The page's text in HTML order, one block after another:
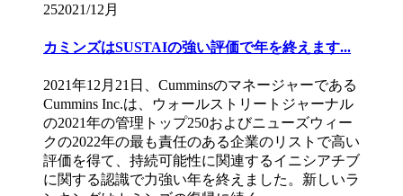
252021/12月
カミンズはSUSTAIの強い評価で年を終えます...
2021年12月21日、Cumminsのマネージャーである
Cummins Inc.は、ウォールストリートジャーナル
の2021年の管理トップ250およびニューズウィー
クの2022年の最も責任のある企業のリストで高い
評価を得て、持続可能性に関連するイニシアチブ
に関する認識で力強い年を終えました。新しいラ